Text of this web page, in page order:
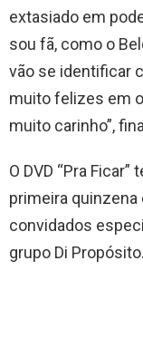
extasiado em
sou fã, como o
vão se identificar
muito felizes em
muito carinho”,
O DVD “Pra
primeira
convidados
grupo Di Propósito.